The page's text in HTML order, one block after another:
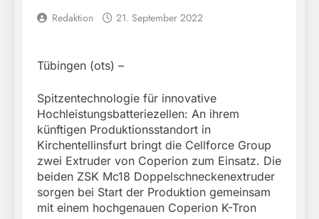
Redaktion 21. September 2022
Tübingen (ots) –
Spitzentechnologie für innovative
Hochleistungsbatteriezellen: An ihrem
künftigen Produktionsstandort in
Kirchentellinsfurt bringt die Cellforce Group
zwei Extruder von Coperion zum Einsatz. Die
beiden ZSK Mc18 Doppelschneckenextruder
sorgen bei Start der Produktion gemeinsam
mit einem hochgenauen Coperion K-Tron